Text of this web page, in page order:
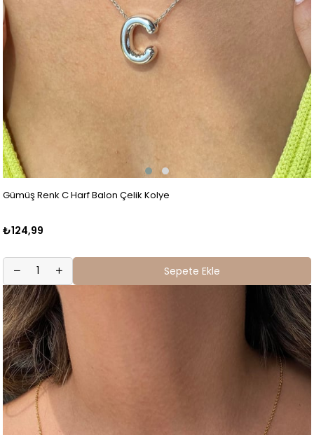
Gümüş Renk C Harf Balon Çelik Kolye
₺124,99
Sepete Ekle